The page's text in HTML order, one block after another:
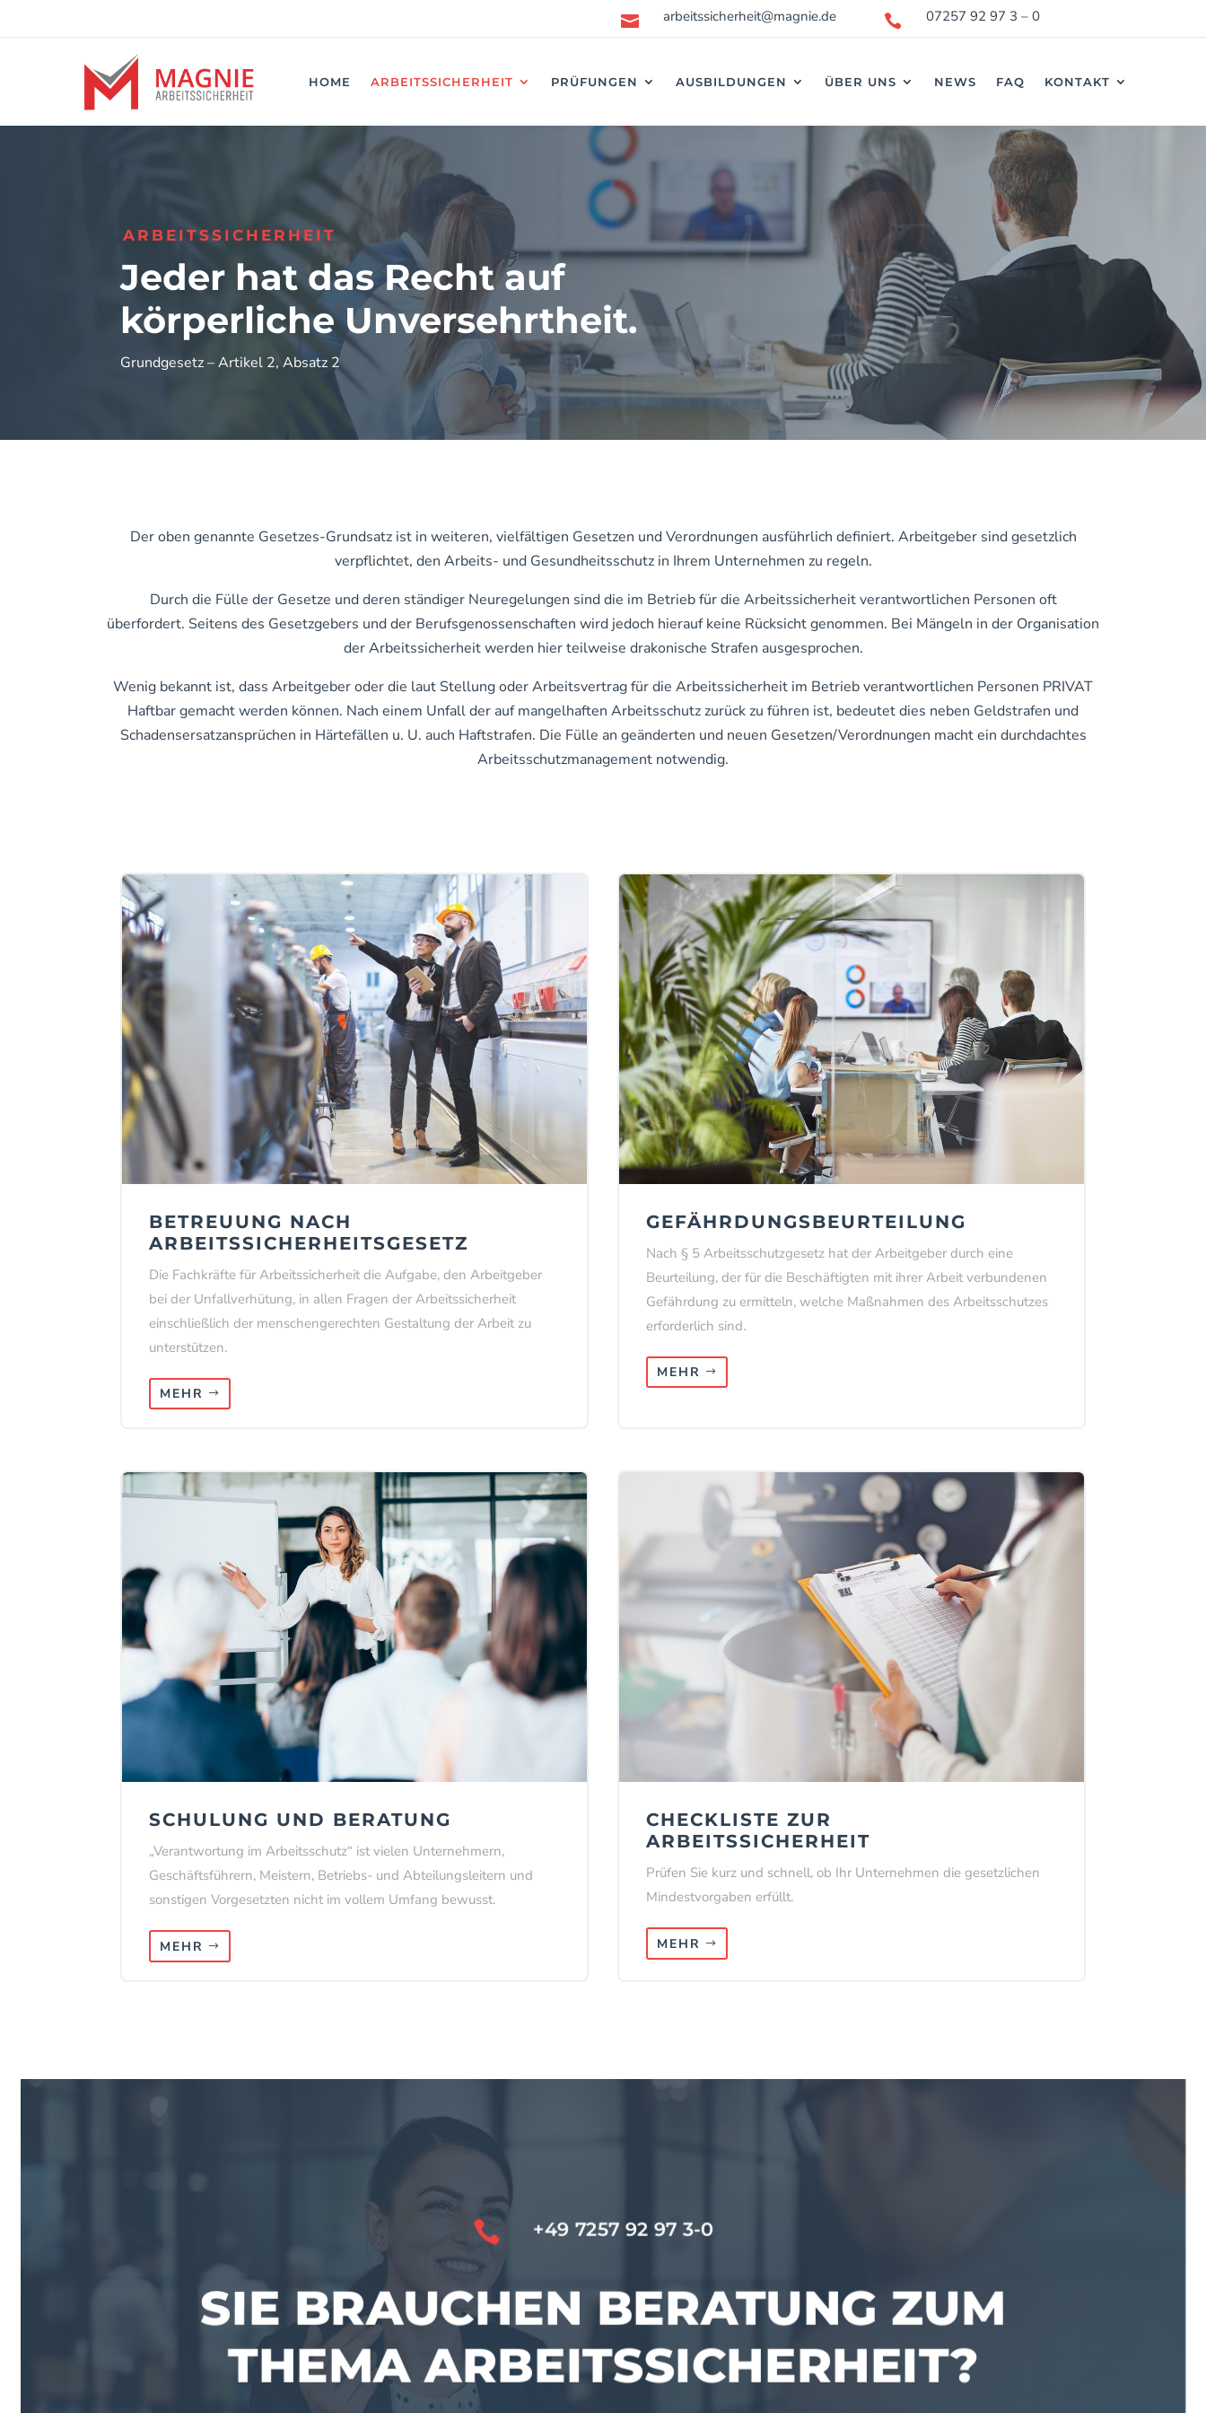
 arbeitssicherheit@magnie.de  07257 92 97 3 – 0
HOME ARBEITSSICHERHEIT PRÜFUNGEN AUSBILDUNGEN ÜBER UNS NEWS FAQ KONTAKT
ARBEITSSICHERHEIT
Jeder hat das Recht auf
körperliche Unversehrtheit.
Grundgesetz – Artikel 2, Absatz 2
Der oben genannte Gesetzes-Grundsatz ist in weiteren, vielfältigen Gesetzen und Verordnungen ausführlich definiert. Arbeitgeber sind gesetzlich
verpflichtet, den Arbeits- und Gesundheitsschutz in Ihrem Unternehmen zu regeln.
Durch die Fülle der Gesetze und deren ständiger Neuregelungen sind die im Betrieb für die Arbeitssicherheit verantwortlichen Personen oft
überfordert. Seitens des Gesetzgebers und der Berufsgenossenschaften wird jedoch hierauf keine Rücksicht genommen. Bei Mängeln in der Organisation
der Arbeitssicherheit werden hier teilweise drakonische Strafen ausgesprochen.
Wenig bekannt ist, dass Arbeitgeber oder die laut Stellung oder Arbeitsvertrag für die Arbeitssicherheit im Betrieb verantwortlichen Personen PRIVAT
Haftbar gemacht werden können. Nach einem Unfall der auf mangelhaften Arbeitsschutz zurück zu führen ist, bedeutet dies neben Geldstrafen und
Schadensersatzansprüchen in Härtefällen u. U. auch Haftstrafen. Die Fülle an geänderten und neuen Gesetzen/Verordnungen macht ein durchdachtes
Arbeitsschutzmanagement notwendig.
BETREUUNG NACH
ARBEITSSICHERHEITSGESETZ
Die Fachkräfte für Arbeitssicherheit die Aufgabe, den Arbeitgeber
bei der Unfallverhütung, in allen Fragen der Arbeitssicherheit
einschließlich der menschengerechten Gestaltung der Arbeit zu
unterstützen.
MEHR
GEFÄHRDUNGSBEURTEILUNG
Nach § 5 Arbeitsschutzgesetz hat der Arbeitgeber durch eine
Beurteilung, der für die Beschäftigten mit ihrer Arbeit verbundenen
Gefährdung zu ermitteln, welche Maßnahmen des Arbeitsschutzes
erforderlich sind.
MEHR
SCHULUNG UND BERATUNG
„Verantwortung im Arbeitsschutz“ ist vielen Unternehmern,
Geschäftsführern, Meistern, Betriebs- und Abteilungs­leitern und
sonstigen Vorgesetzten nicht im vollem Umfang bewusst.
MEHR
CHECKLISTE ZUR
ARBEITSSICHERHEIT
Prüfen Sie kurz und schnell, ob Ihr Unternehmen die gesetzlichen
Mindestvorgaben erfüllt.
MEHR
 +49 7257 92 97 3-0
SIE BRAUCHEN BERATUNG ZUM
THEMA ARBEITS­SICHERHEIT?